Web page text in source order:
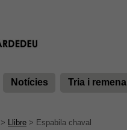
Notícies Tria i remena
> Llibre > Espabila chaval